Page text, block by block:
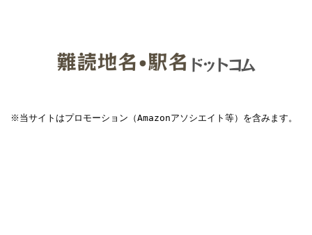
※当サイトはプロモーション（Amazonアソシエイト等）を含みます。